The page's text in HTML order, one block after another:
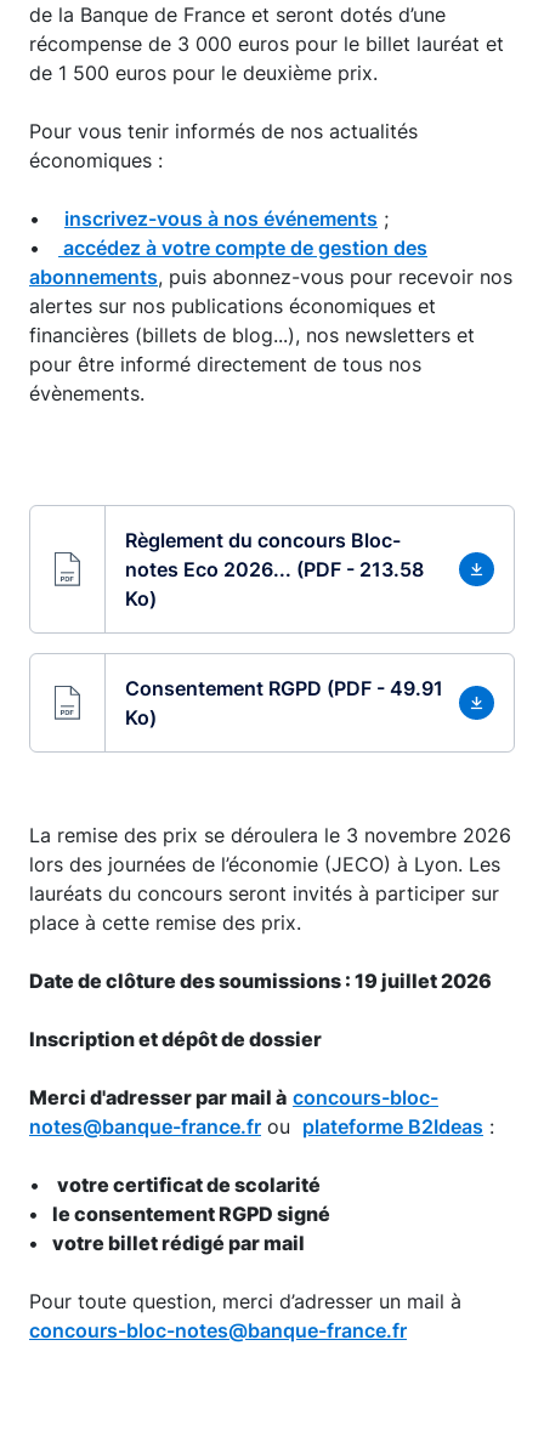
de la Banque de France et seront dotés d’une
récompense de 3 000 euros pour le billet lauréat et
de 1 500 euros pour le deuxième prix.
Pour vous tenir informés de nos actualités
économiques :
• inscrivez-vous à nos événements ;
•
accédez à votre compte de gestion des
abonnements, puis abonnez-vous pour recevoir nos
alertes sur nos publications économiques et
financières (billets de blog...), nos newsletters et
pour être informé directement de tous nos
évènements.
Règlement du concours Bloc-
notes Eco 2026... (PDF - 213.58
Ko)
Consentement RGPD (PDF - 49.91
Ko)
La remise des prix se déroulera le 3 novembre 2026
lors des journées de l’économie (JECO) à Lyon. Les
lauréats du concours seront invités à participer sur
place à cette remise des prix.
Date de clôture des soumissions : 19 juillet 2026
Inscription et dépôt de dossier
Merci d'adresser par mail à concours-bloc-
notes@banque-france.fr ou plateforme B2Ideas :
•
votre certificat de scolarité
• le consentement RGPD signé
• votre billet rédigé par mail
Pour toute question, merci d’adresser un mail à
concours-bloc-notes@banque-france.fr